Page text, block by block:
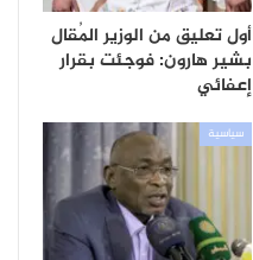
أول تعليق من الوزير المُقال
بشير هارون: فوجئت بقرار
إعفائي
سياسية